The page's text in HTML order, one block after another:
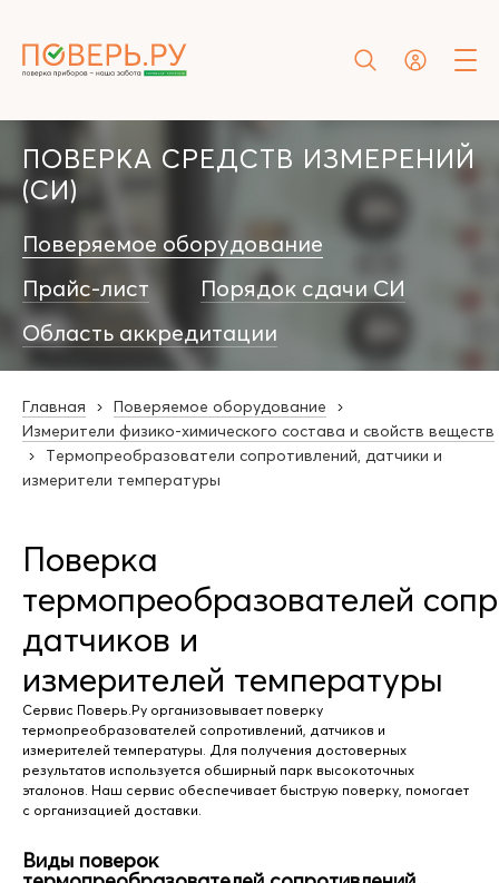
ПОВЕРКА СРЕДСТВ ИЗМЕРЕНИЙ
(СИ)
Поверяемое оборудование
Прайс-лист
Порядок сдачи СИ
Область аккредитации
Главная
Поверяемое оборудование
Измерители физико-химического состава и свойств веществ
Термопреобразователи сопротивлений, датчики и
измерители температуры
Поверка
термопреобразователей
датчиков и
измерителей температуры
Сервис Поверь.Ру организовывает поверку
термопреобразователей сопротивлений, датчиков и
измерителей температуры. Для получения достоверных
результатов используется обширный парк высокоточных
эталонов. Наш сервис обеспечивает быструю поверку, помогает
с организацией доставки.
Виды поверок